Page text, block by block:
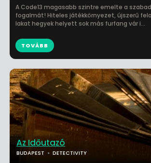
A Code13 magasabb szintre emelte a
fogalmát! Hiteles játékkörnyezet, újszerű
lakat hegyek helyett sok más furfang vár i...
TOVÁBB
Az Időutazó
BUDAPEST DETECTIVITY